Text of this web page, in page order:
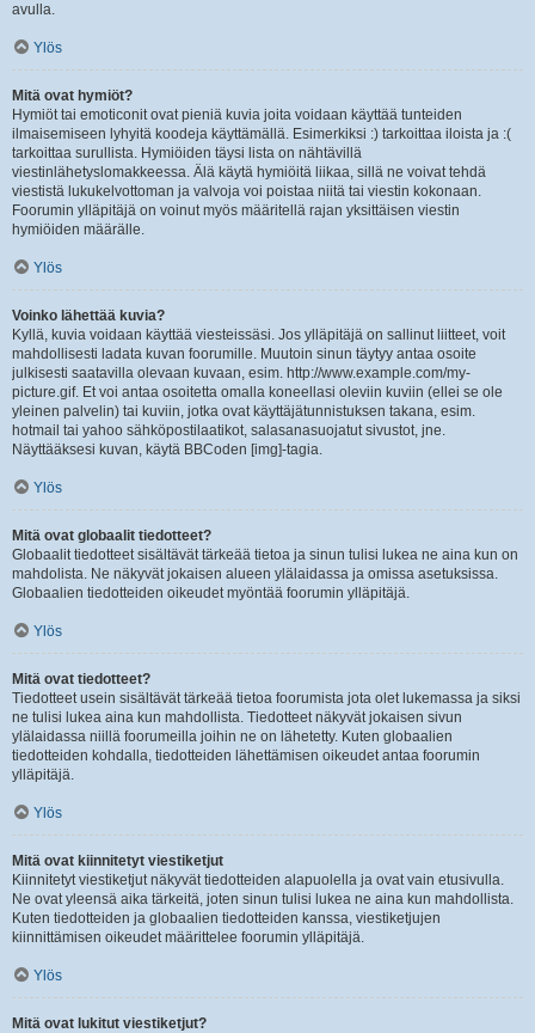
avulla.
Ylös
Mitä ovat hymiöt?
Hymiöt tai emoticonit ovat pieniä kuvia joita voidaan käyttää tunteiden
ilmaisemiseen lyhyitä koodeja käyttämällä. Esimerkiksi :) tarkoittaa iloista ja :(
tarkoittaa surullista. Hymiöiden täysi lista on nähtävillä
viestinlähetyslomakkeessa. Älä käytä hymiöitä liikaa, sillä ne voivat tehdä
viestistä lukukelvottoman ja valvoja voi poistaa niitä tai viestin kokonaan.
Foorumin ylläpitäjä on voinut myös määritellä rajan yksittäisen viestin
hymiöiden määrälle.
Ylös
Voinko lähettää kuvia?
Kyllä, kuvia voidaan käyttää viesteissäsi. Jos ylläpitäjä on sallinut liitteet, voit
mahdollisesti ladata kuvan foorumille. Muutoin sinun täytyy antaa osoite
julkisesti saatavilla olevaan kuvaan, esim. http://www.example.com/my-
picture.gif. Et voi antaa osoitetta omalla koneellasi oleviin kuviin (ellei se ole
yleinen palvelin) tai kuviin, jotka ovat käyttäjätunnistuksen takana, esim.
hotmail tai yahoo sähköpostilaatikot, salasanasuojatut sivustot, jne.
Näyttääksesi kuvan, käytä BBCoden [img]-tagia.
Ylös
Mitä ovat globaalit tiedotteet?
Globaalit tiedotteet sisältävät tärkeää tietoa ja sinun tulisi lukea ne aina kun on
mahdolista. Ne näkyvät jokaisen alueen ylälaidassa ja omissa asetuksissa.
Globaalien tiedotteiden oikeudet myöntää foorumin ylläpitäjä.
Ylös
Mitä ovat tiedotteet?
Tiedotteet usein sisältävät tärkeää tietoa foorumista jota olet lukemassa ja siksi
ne tulisi lukea aina kun mahdollista. Tiedotteet näkyvät jokaisen sivun
ylälaidassa niillä foorumeilla joihin ne on lähetetty. Kuten globaalien
tiedotteiden kohdalla, tiedotteiden lähettämisen oikeudet antaa foorumin
ylläpitäjä.
Ylös
Mitä ovat kiinnitetyt viestiketjut
Kiinnitetyt viestiketjut näkyvät tiedotteiden alapuolella ja ovat vain etusivulla.
Ne ovat yleensä aika tärkeitä, joten sinun tulisi lukea ne aina kun mahdollista.
Kuten tiedotteiden ja globaalien tiedotteiden kanssa, viestiketjujen
kiinnittämisen oikeudet määrittelee foorumin ylläpitäjä.
Ylös
Mitä ovat lukitut viestiketjut?